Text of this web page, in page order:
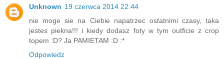
Unknown 19 czerwca 2014 22:44
nie moge sie na Ciebie napatrzec ostatnimi czasy, taka
jestes piekna!!! i kiedy dodasz foty w tym outficie z crop
topem :D? Ja PAMIETAM :D :*
Odpowiedz